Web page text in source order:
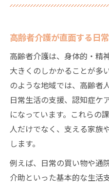
高齢者介護が直面する日
高齢者介護は、身体的・精
大きくのしかかることが多
のような地域では、高齢者
日常生活の支援、認知症ケ
になっています。これらの
人だけでなく、支える家族
します。
例えば、日常の買い物や通
介助といった基本的な生活